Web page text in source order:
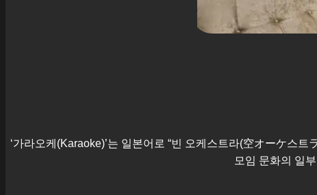
‘가라오케(Karaoke)’는 일본어로 “빈 오케스트라(空オーケ스
모임 문화의 일